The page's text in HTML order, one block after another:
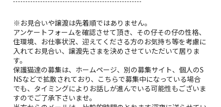
※お見合いや譲渡は先着順ではありません。
アンケートフォームを確認させて頂き、その仔その仔の性格、
住環境、お仕事状況、迎えてくださる方のお気持ち等を考慮に
入れてお見合い、譲渡先さまを決めさせていただいて居りま
す。
保護猫達の募集は、ホームページ、別の募集サイト、個人のS
NSなどで拡散されており、こちらで募集中になっている場合
でも、タイミングによりお話しが進んでいる可能性もございま
すのでご了承下さいませ。